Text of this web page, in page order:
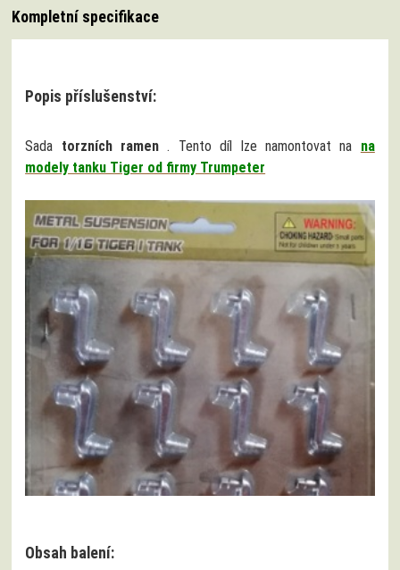
Kompletní specifikace
Popis příslušenství:
Sada torzních ramen. Tento díl lze namontovat na na
modely tanku Tiger od firmy Trumpeter
Obsah balení: